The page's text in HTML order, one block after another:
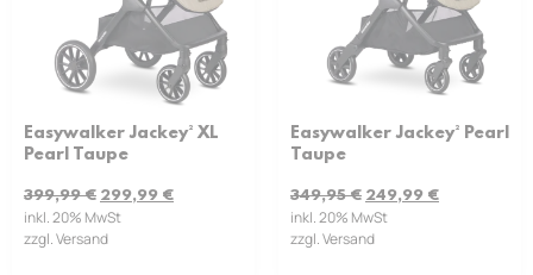
Easywalker Jackey² XL
Pearl Taupe
399,99€ 299,99 €
inkl. 20% MwSt
zzgl. Versand
Easywalker Jackey² Pearl
Taupe
349,95€ 249,99 €
inkl. 20% MwSt
zzgl. Versand